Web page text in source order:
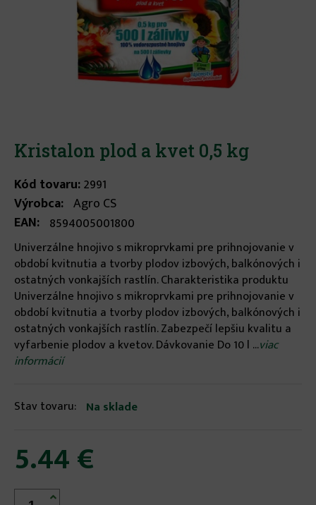
Kristalon plod a kvet 0,5 kg
Kód tovaru:2991
Výrobca: Agro CS
EAN: 8594005001800
Univerzálne hnojivo s mikroprvkami pre prihnojovanie v
období kvitnutia a tvorby plodov izbových, balkónových i
ostatných vonkajších rastlín. Charakteristika produktu
Univerzálne hnojivo s mikroprvkami pre prihnojovanie v
období kvitnutia a tvorby plodov izbových, balkónových i
ostatných vonkajších rastlín. Zabezpečí lepšiu kvalitu a
vyfarbenie plodov a kvetov. Dávkovanie Do 10 l ...viac
informácií
Stav tovaru: Na sklade
5.44 €
